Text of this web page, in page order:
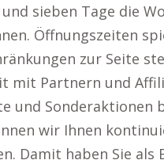
sieben Tage die
Öffnungszeiten
zur Seite
mit Partnern und
und
wir Ihnen
Damit haben Sie als